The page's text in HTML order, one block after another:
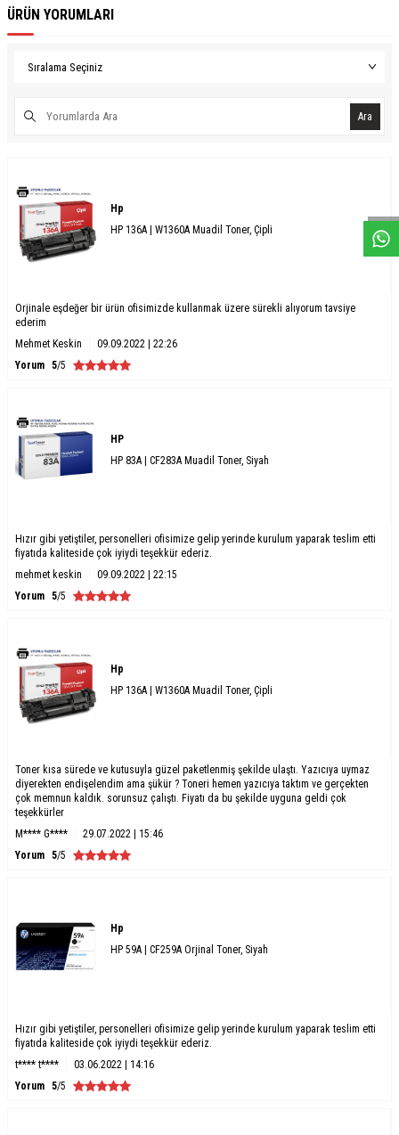
ÜRÜN YORUMLARI
Ara
Hp
HP 136A | W1360A Muadil Toner, Çipli
Orjinale eşdeğer bir ürün ofisimizde kullanmak üzere sürekli alıyorum tavsiye
ederim
Mehmet Keskin
09.09.2022 | 22:26
Yorum 5/5
HP
HP 83A | CF283A Muadil Toner, Siyah
Hızır gibi yetiştiler, personelleri ofisimize gelip yerinde kurulum yaparak teslim etti
fiyatıda kaliteside çok iyiydi teşekkür ederiz.
mehmet keskin
09.09.2022 | 22:15
Yorum 5/5
Hp
HP 136A | W1360A Muadil Toner, Çipli
Toner kısa sürede ve kutusuyla güzel paketlenmiş şekilde ulaştı. Yazıcıya uymaz
diyerekten endişelendim ama şükür ? Toneri hemen yazıcıya taktım ve gerçekten
çok memnun kaldık. sorunsuz çalıştı. Fiyatı da bu şekilde uyguna geldi çok
teşekkürler
M**** G****
29.07.2022 | 15:46
Yorum 5/5
Hp
HP 59A | CF259A Orjinal Toner, Siyah
Hızır gibi yetiştiler, personelleri ofisimize gelip yerinde kurulum yaparak teslim etti
fiyatıda kaliteside çok iyiydi teşekkür ederiz.
t**** t****
03.06.2022 | 14:16
Yorum 5/5